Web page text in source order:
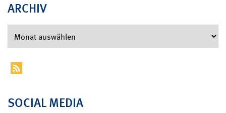
ARCHIV
SOCIAL MEDIA